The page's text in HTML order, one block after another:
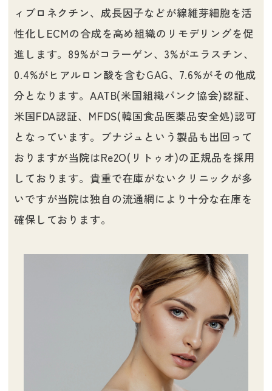
ィブロネクチン、成長因子などが線維芽細胞を活
性化しECMの合成を高め組織のリモデリングを促
進します。89%がコラーゲン、3%がエラスチン、
0.4%がヒアルロン酸を含むGAG、7.6%がその他成
分となります。AATB(米国組織バンク協会)認証、
米国FDA認証、MFDS(韓国食品医薬品安全処)認可
となっています。ブナジュという製品も出回って
おりますが当院はRe2O(リトゥオ)の正規品を採用
しております。貴重で在庫がないクリニックが多
いですが当院は独自の流通網により十分な在庫を
確保しております。